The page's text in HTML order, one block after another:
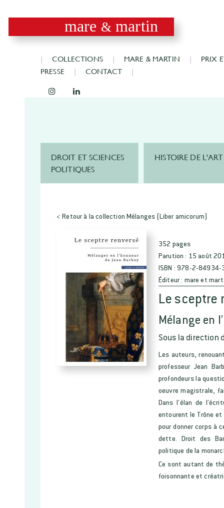
mare & martin
COLLECTIONS MARE & MARTIN
PRIX
PRESSE
CONTACT
DROIT ET SCIENCES
POLITIQUES
HISTOIRE DE L'ART
< Retour à la collection Mélanges (Liber amicorum)
352 pages
Parution : 15 août
ISBN : 978-2-84934-
Éditeur : mare et
Le sceptre
Mélange en
Sous la direction
Les auteurs,
professeur Jean
profondeurs la
oeuvre magistrale,
Dans l’élan de
entourent le Trône
pour donner corps à
dette. Droit des
politique de la
Ce sont autant de
foisonnante et